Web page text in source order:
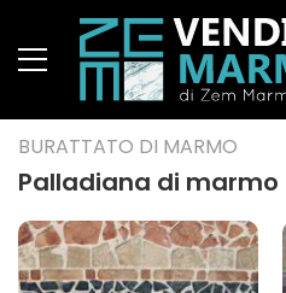
BURATTATO DI MARMO
Palladiana di marmo